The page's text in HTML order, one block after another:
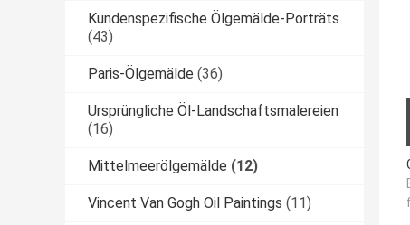
Kundenspezifische Ölgemälde-Porträts
(43)
Paris-Ölgemälde (36)
Ursprüngliche Öl-Landschaftsmalereien
(16)
Mittelmeerölgemälde (12)
Vincent Van Gogh Oil Paintings (11)